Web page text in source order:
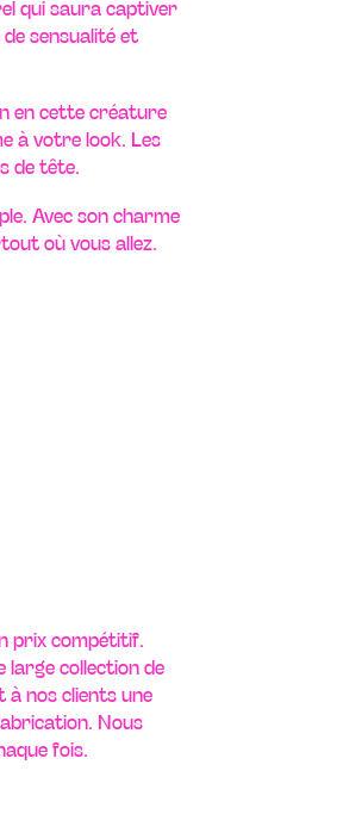
qui saura captiver
sensualité et
en cette créature
à votre look. Les
de tête.
Avec son charme
où vous allez.
prix compétitif.
large collection de
nos clients une
Nous
fois.